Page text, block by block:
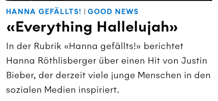
HANNA GEFÄLLTS! | GOOD NEWS
«Everything Hallelujah»
In der Rubrik «Hanna gefällts!» berichtet
Hanna Röthlisberger über einen Hit von Justin
Bieber, der derzeit viele junge Menschen in den
sozialen Medien inspiriert.